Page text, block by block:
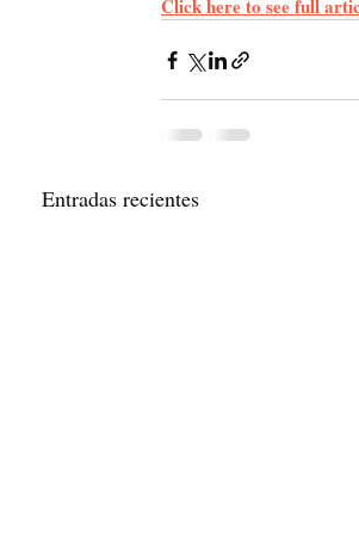
Click here to see full
Entradas recientes